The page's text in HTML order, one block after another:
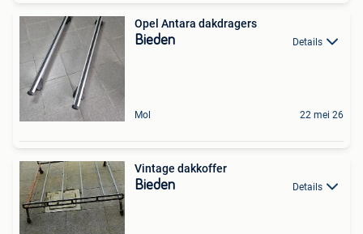
Opel Antara dakdragers
Bieden Details
Mol 22 mei 26
Vintage dakkoffer
Bieden Details